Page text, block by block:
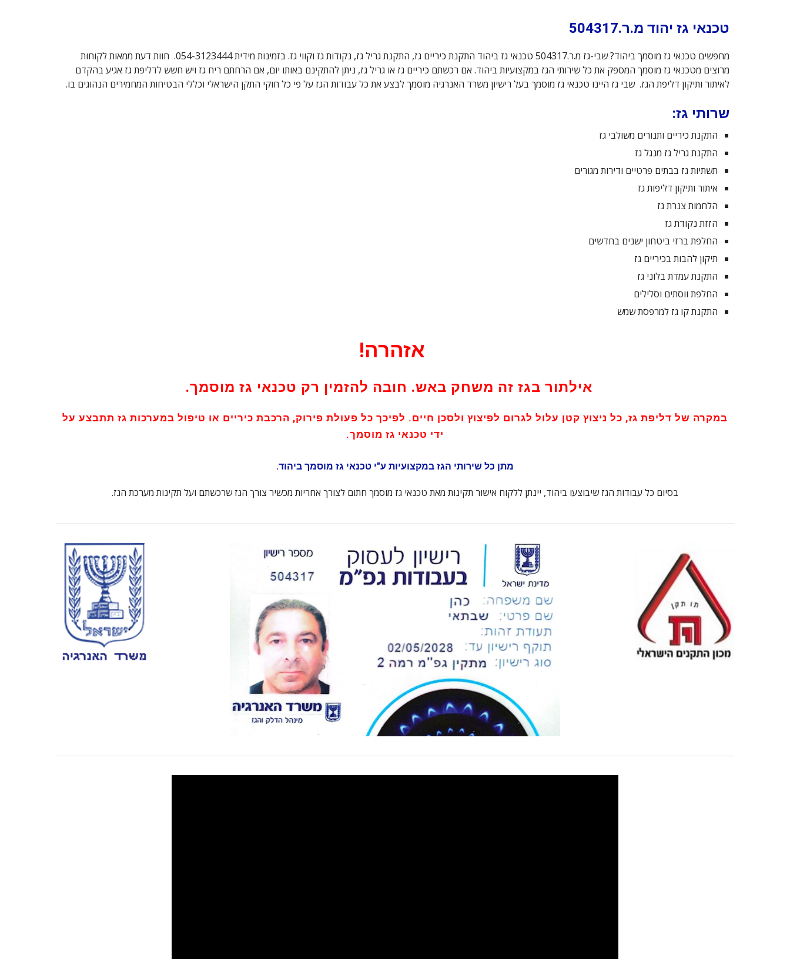
טכנאי גז יהוד מ.ר.504317
מחפשים טכנאי גז מוסמך ביהוד? שבי-גז מ.ר.504317 טכנאי גז ביהוד התקנת כיריים גז, התקנת גריל גז, נקודות גז וקווי גז. בזמינות מידית 054-3123444. חוות דעת ממאות לקוחות
מרוצים מטכנאי גז מוסמך המספק את כל שירותי הגז במקצועיות ביהוד. אם רכשתם כיריים גז או גריל גז, ניתן להתקינם באותו יום, אם הרחתם ריח גז ויש חשש לדליפת גז אגיע בהקדם
לאיתור ותיקון דליפת הגז. שבי גז היינו טכנאי גז מוסמך בעל רישיון משרד האנרגיה מוסמך לבצע את כל עבודות הגז על פי כל חוקי התקן הישראלי וכללי הבטיחות המחמירים הנהוגים בו.
שרותי גז:
התקנת כיריים ותנורים משולבי גז
התקנת גריל גז מנגל גז
תשתיות גז בבתים פרטיים ודירות מגורים
איתור ותיקון דליפות גז
הלחמות צנרת גז
הזזת נקודת גז
החלפת ברזי ביטחון ישנים בחדשים
תיקון להבות בכיריים גז
התקנת עמדת בלוני גז
החלפת ווסתים וסלילים
התקנת קו גז למרפסת שמש
אזהרה!
אילתור בגז זה משחק באש. חובה להזמין רק טכנאי גז מוסמך.
במקרה של דליפת גז, כל ניצוץ קטן עלול לגרום לפיצוץ ולסכן חיים. לפיכך כל פעולת פירוק, הרכבת כיריים או טיפול במערכות גז תתבצע על
ידי טכנאי גז מוסמך.
מתן כל שירותי הגז במקצועיות ע"י טכנאי גז מוסמך ביהוד.
בסיום כל עבודות הגז שיבוצעו ביהוד, יינתן ללקוח אישור תקינות מאת טכנאי גז מוסמך חתום לצורך אחריות מכשיר צורך הגז שרכשתם ועל תקינות מערכת הגז.